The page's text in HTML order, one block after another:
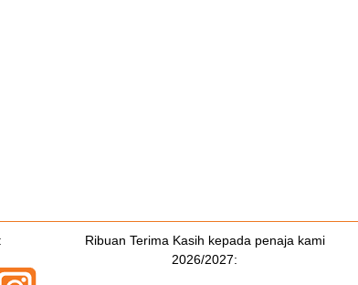
Ribuan Terima Kasih kepada penaja kami
2026/2027: